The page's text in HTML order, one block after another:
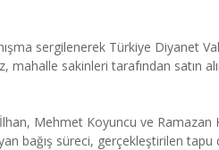
sergilenerek Türkiye Diyanet
mahalle sakinleri tarafından satın
Mehmet Koyuncu ve Ramazan
bağış süreci, gerçekleştirilen tapu